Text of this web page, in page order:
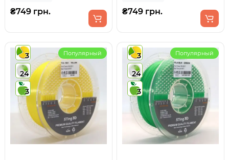
₴749 грн. ₴749 грн.
3
24
3
Популярный
3
24
3
Популярный